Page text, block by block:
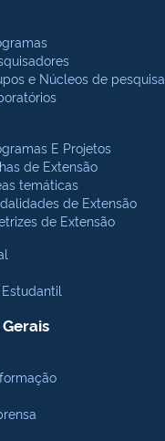
e Núcleos de pesquisa
E Projetos
de Extensão
temáticas
de Extensão
de Extensão